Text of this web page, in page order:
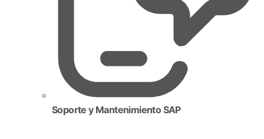
Soporte y Mantenimiento SAP